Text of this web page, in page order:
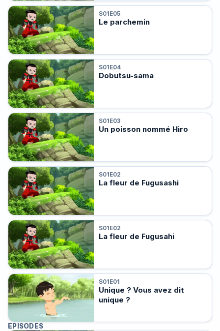
S01E05
Le parchemin
S01E04
Dobutsu-sama
S01E03
Un poisson nommé Hiro
S01E02
La fleur de Fugusashi
S01E02
La fleur de Fugusahi
S01E01
Unique ? Vous avez dit
unique ?
EPISODES